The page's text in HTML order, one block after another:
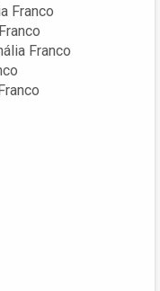
Franco
Franco